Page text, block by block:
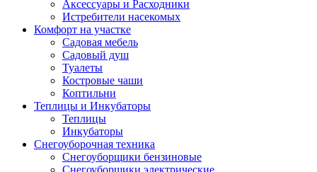
Аксессуары и Расходники
Истребители насекомых
Комфорт на участке
Садовая мебель
Садовый душ
Туалеты
Костровые чаши
Коптильни
Теплицы и Инкубаторы
Теплицы
Инкубаторы
Снегоуборочная техника
Снегоуборщики бензиновые